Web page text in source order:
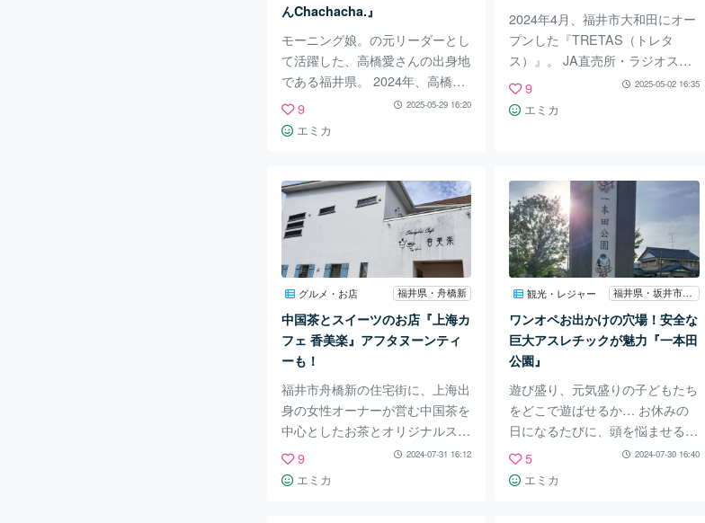
んChachacha.』
モーニング娘。の元リーダーとし
て活躍した、高橋愛さんの出身地
である福井県。 2024年、高橋愛
さんのお母様が、地域に根差した
隠れ家カフェをオープンされまし
た。 その名も「ごきげんChacha
ところに感じられるカフェに行っ
てまいりました！ 福井バイパス
沿いにほど近い、米松のビルの中
に位置するカフェ。 近くには公
園もあり、街中でありながらも穏
やかな場所に立地しています。
アーティスティックな内装はまる
で物語に出てきそうな雰囲気！
ソファ席・カウンター・個室・お
座敷席
9 2025-05-29 16:20
エミカ
2024年4月、福井市大和田にオー
プンした『TRETAS（トレタ
ス）』。 JA直売所・ラジオスタ
ジオ・カフェ・イベントホールが
複合した、食と農業のプラットフ
ォームです。 オープンから1年が
お伝えします！ 農家直送の季節
の野菜・果物などが並ぶ店内！ J
Aグループが運営を担うからこ
そ、新鮮かつ福井県内でとれた栄
養豊かな農作物が並びます。 ス
ーパーではなかなか見かけない野
菜やきのこなども発見！ 福井県
内の特産品です。 店内の一角に
は米粉パン売
9 2025-05-02 16:35
エミカ
グルメ・お店 福井県・舟橋新
中国茶とスイーツのお店『上海カ
フェ 香美楽』アフタヌーンティ
ーも！
福井市舟橋新の住宅街に、上海出
身の女性オーナーが営む中国茶を
中心としたお茶とオリジナルスイ
ーツのお店『上海カフェ 香美楽
(かみら)』があります。 こだわり
の内装とインテリア、そして香り
9 2024-07-31 16:12
エミカ
観光・レジャー 福井県・坂井市丸岡町
ワンオペお出かけの穴場！安全な
巨大アスレチックが魅力『一本田
公園』
遊び盛り、元気盛りの子どもたち
をどこで遊ばせるか… お休みの
日になるたびに、頭を悩ませるパ
パ・ママも多いと思います。 今
日は、大人ひとりでも複数人の子
どもたちを安全に遊ばせやすい公
5 2024-07-30 16:40
エミカ